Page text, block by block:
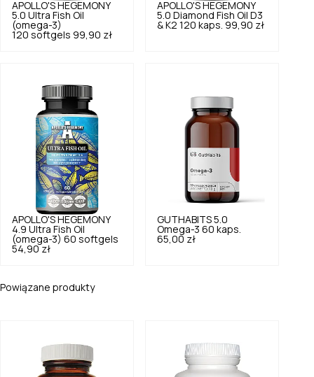
APOLLO'S HEGEMONY
5.0 Ultra Fish Oil
(omega-3)
120 softgels 99,90 zł
APOLLO'S HEGEMONY
5.0 Diamond Fish Oil D3
& K2 120 kaps. 99,90 zł
APOLLO'S HEGEMONY
4.9 Ultra Fish Oil
(omega-3) 60 softgels
54,90 zł
GUTHABITS 5.0
Omega-3 60 kaps.
65,00 zł
Powiązane produkty